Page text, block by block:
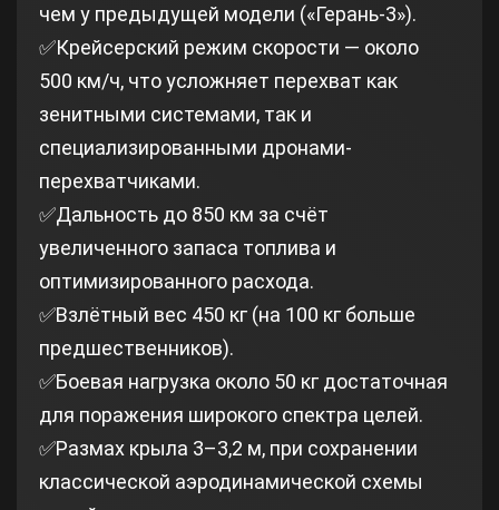
чем у предыдущей модели («Герань‑3»).
✅Крейсерский режим скорости — около
500 км/ч, что усложняет перехват как
зенитными системами, так и
специализированными дронами-
перехватчиками.
✅Дальность до 850 км за счёт
увеличенного запаса топлива и
оптимизированного расхода.
✅Взлётный вес 450 кг (на 100 кг больше
предшественников).
✅Боевая нагрузка около 50 кг достаточная
для поражения широкого спектра целей.
✅Размах крыла 3–3,2 м, при сохранении
классической аэродинамической схемы